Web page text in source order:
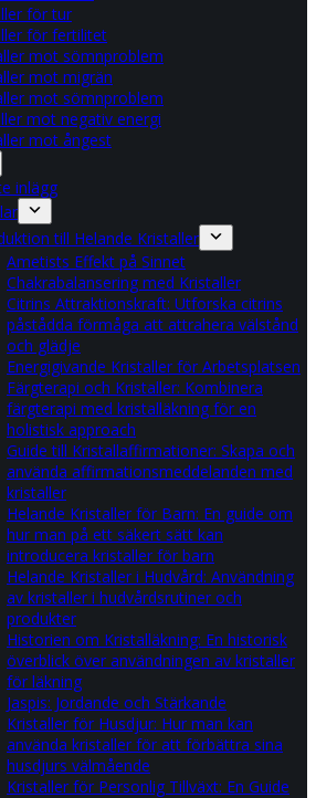
för tur
för fertilitet
mot sömnproblem
mot migrän
mot sömnproblem
mot negativ energi
mot ångest
inlägg
till Helande Kristaller
Ametists Effekt på Sinnet
Chakrabalansering med Kristaller
Citrins Attraktionskraft: Utforska citrins
påstådda förmåga att attrahera välstånd
och glädje
Energigivande Kristaller för Arbetsplatsen
Färgterapi och Kristaller: Kombinera
färgterapi med kristalläkning för en
holistisk approach
Guide till Kristallaffirmationer: Skapa och
använda affirmationsmeddelanden med
kristaller
Helande Kristaller för Barn: En guide om
hur man på ett säkert sätt kan
introducera kristaller för barn
Helande Kristaller i Hudvård: Användning
av kristaller i hudvårdsrutiner och
produkter
Historien om Kristalläkning: En historisk
överblick över användningen av kristaller
för läkning
Jaspis: Jordande och Stärkande
Kristaller för Husdjur: Hur man kan
använda kristaller för att förbättra sina
husdjurs välmående
Kristaller för Personlig Tillväxt: En Guide